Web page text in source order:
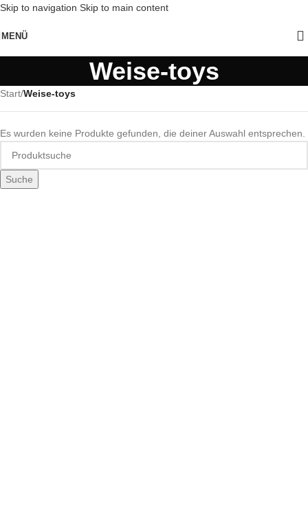
Skip to navigation Skip to main content
MENÜ
Weise-toys
Start/Weise-toys
Es wurden keine Produkte gefunden, die deiner Auswahl entsprechen.
Suche